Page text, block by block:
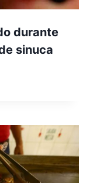
durante
sinuca